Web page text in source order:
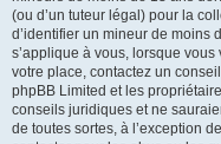
(ou d’un tuteur légal) pour la
d’identifier un mineur de moins
s’applique à vous, lorsque
votre place, contactez un
phpBB Limited et les
conseils juridiques et ne
de toutes sortes, à l’exception